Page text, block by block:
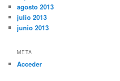
agosto 2013
julio 2013
junio 2013
META
Acceder